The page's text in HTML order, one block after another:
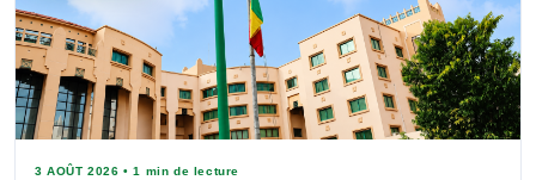
3 AOÛT 2026 •1 min de lecture